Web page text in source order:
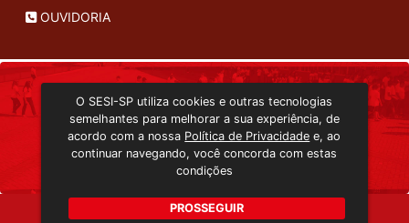
OUVIDORIA
TRANSMISSÃO ON-LINE
EDITORA SESI-SP
CONSULTA AO ACERVO
Copyright 2026 © Todos os direitos reservados. -
O SESI-SP utiliza cookies e outras tecnologias
semelhantes para melhorar a sua experiência, de
acordo com a nossa Política de Privacidade e, ao
continuar navegando, você concorda com estas
condições
PROSSEGUIR